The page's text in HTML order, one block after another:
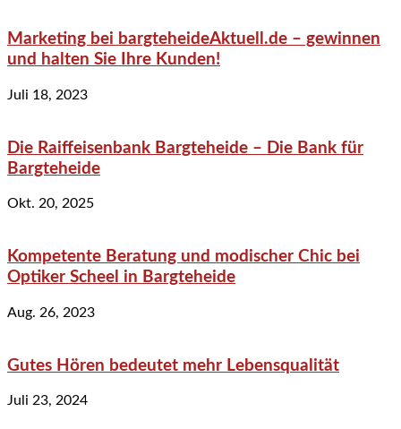
Marketing bei bargteheideAktuell.de – gewinnen
und halten Sie Ihre Kunden!
Juli 18, 2023
Die Raiffeisenbank Bargteheide – Die Bank für
Bargteheide
Okt. 20, 2025
Kompetente Beratung und modischer Chic bei
Optiker Scheel in Bargteheide
Aug. 26, 2023
Gutes Hören bedeutet mehr Lebensqualität
Juli 23, 2024